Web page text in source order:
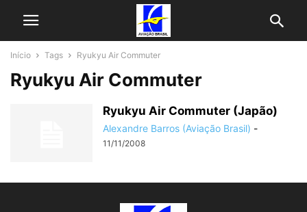
Início Tags Ryukyu Air Commuter
Ryukyu Air Commuter
Ryukyu Air Commuter (Japão)
Alexandre Barros (Aviação Brasil) -
11/11/2008